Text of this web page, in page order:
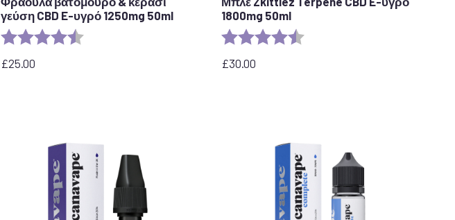
γεύση CBD E-υγρό 1250mg 50ml
Αξιολόγηση: 4,7 από 5 αστέρια
£25.00
1800mg 50ml
Αξιολόγηση:
£30.00